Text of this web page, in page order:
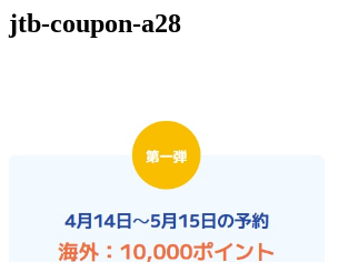
jtb-coupon-a28